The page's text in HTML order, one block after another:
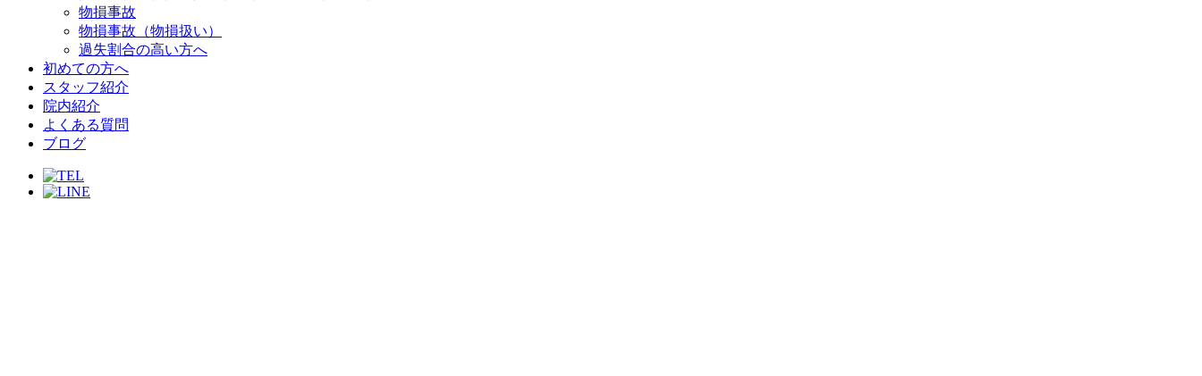
物損事故
物損事故（物損扱い）
過失割合の高い方へ
初めての方へ
スタッフ紹介
院内紹介
よくある質問
ブログ